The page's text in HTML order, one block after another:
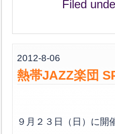
Filed
2012-8-06
熱帯JAZZ楽団
９月２３日（日）に開